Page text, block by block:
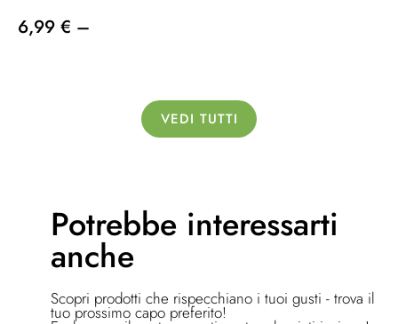
6,99 € –
VEDI TUTTI
Potrebbe interessarti
anche
Scopri prodotti che rispecchiano i tuoi gusti - trova il
tuo prossimo capo preferito!